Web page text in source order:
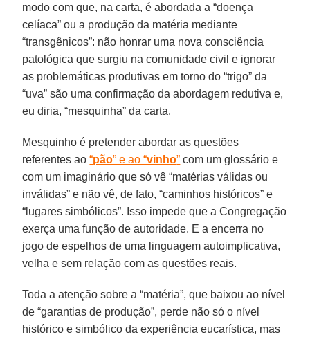
modo com que, na carta, é abordada a “doença
celíaca” ou a produção da matéria mediante
“transgênicos”: não honrar uma nova consciência
patológica que surgiu na comunidade civil e ignorar
as problemáticas produtivas em torno do “trigo” da
“uva” são uma confirmação da abordagem redutiva e,
eu diria, “mesquinha” da carta.
Mesquinho é pretender abordar as questões
referentes ao“pão” e ao “vinho” com um glossário e
com um imaginário que só vê “matérias válidas ou
inválidas” e não vê, de fato, “caminhos históricos” e
“lugares simbólicos”. Isso impede que a Congregação
exerça uma função de autoridade. E a encerra no
jogo de espelhos de uma linguagem autoimplicativa,
velha e sem relação com as questões reais.
Toda a atenção sobre a “matéria”, que baixou ao nível
de “garantias de produção”, perde não só o nível
histórico e simbólico da experiência eucarística, mas